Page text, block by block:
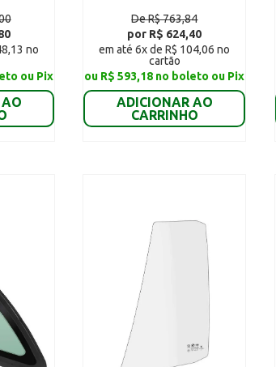
no
ou Pix
De R$ 763,84
por R$ 624,40
em até 6x de R$ 104,06 no
cartão
ou R$ 593,18 no boleto ou Pix
ADICIONAR AO
CARRINHO